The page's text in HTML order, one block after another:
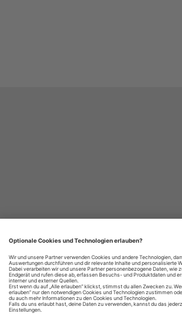
Privatsphäre-Einstellungen